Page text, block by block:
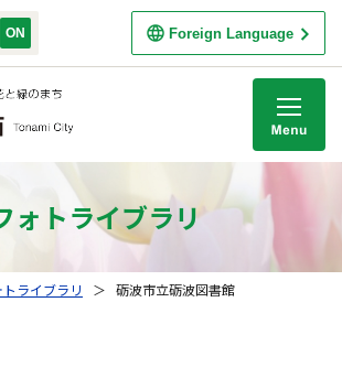
Foreign Language
ォトライブラリ
トライブラリ ＞ 砺波市立砺波図書館